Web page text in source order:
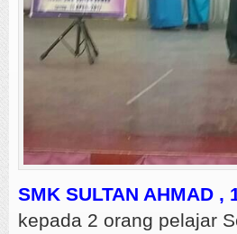
SMK SULTAN AHMAD ,
kepada 2 orang pelajar